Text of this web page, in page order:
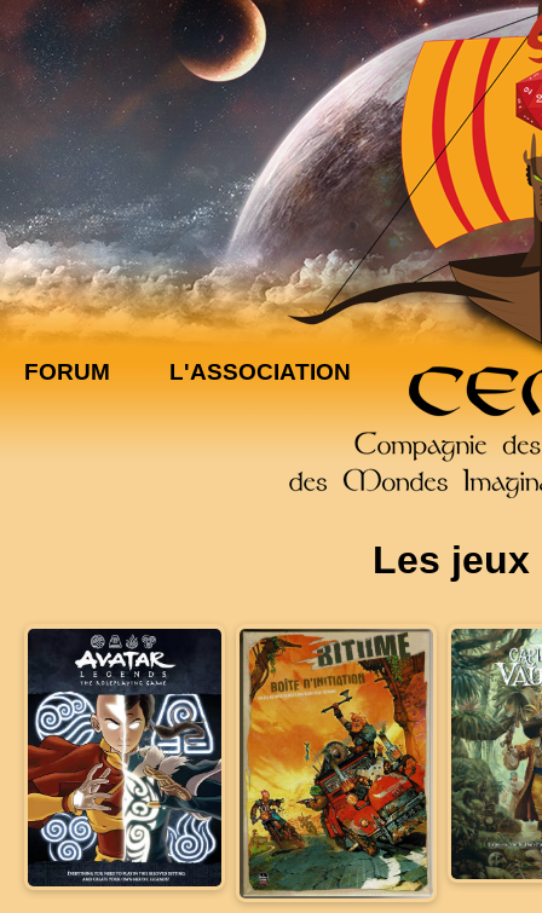
FORUM L'ASSOCIATION
Les